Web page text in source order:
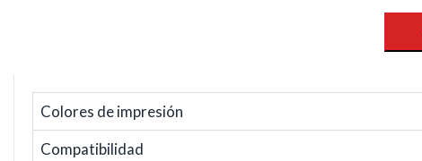
Colores de impresión
Compatibilidad